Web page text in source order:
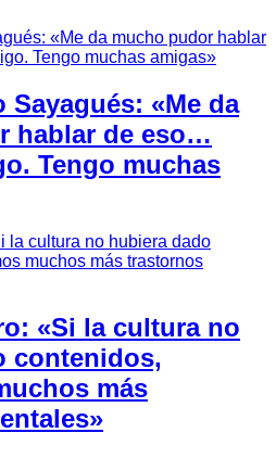
«Me da
hablar de eso…
Tengo muchas
«Si la cultura no
contenidos,
más